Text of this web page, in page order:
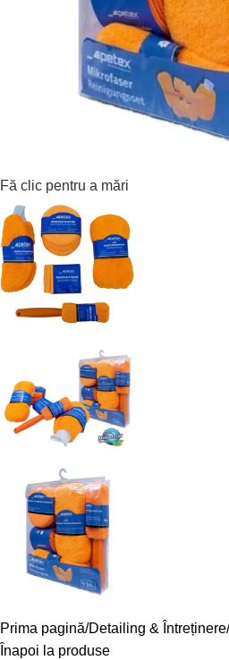
Fă clic pentru a mări
Prima pagină Detailing & Întreținere
Înapoi la produse